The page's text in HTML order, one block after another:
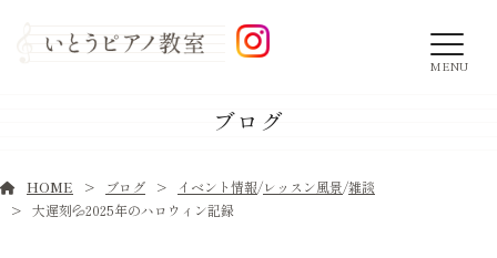
MENU
ブログ
HOME ブログ イベント情報/レッスン風景/雑談
大遅刻💦2025年のハロウィン記録